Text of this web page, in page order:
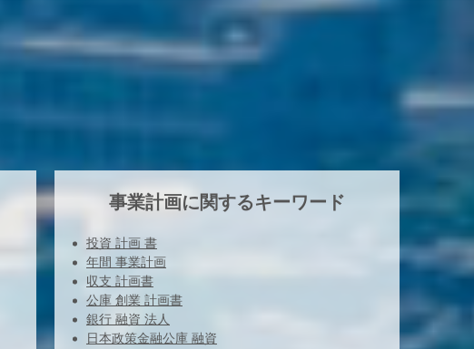
事業計画に関するキーワード
投資 計画 書
年間 事業計画
収支 計画書
公庫 創業 計画書
銀行 融資 法人
日本政策金融公庫 融資